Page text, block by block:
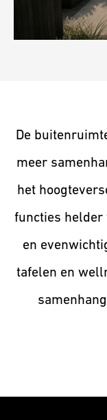
De
meer
het
functies helder
en
tafelen en